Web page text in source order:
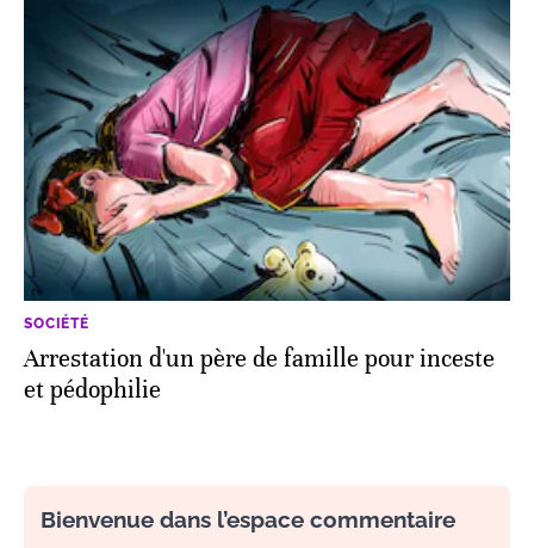
SOCIÉTÉ
Arrestation d'un père de famille pour inceste
et pédophilie
Bienvenue dans l’espace commentaire